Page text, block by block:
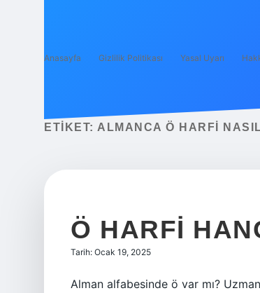
Anasayfa Gizlilik Politikası Yasal Uyarı
ETIKET: ALMANCA Ö HARFI
Ö HARFI
Tarih: Ocak 19, 2025
Alman alfabesinde ö var mı?